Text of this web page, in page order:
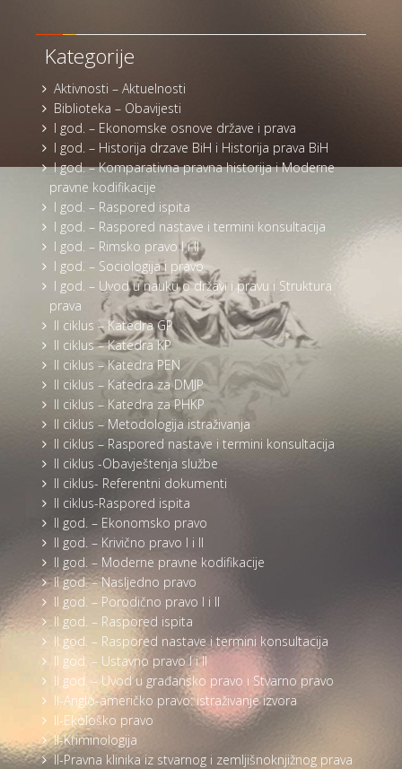
Kategorije
Aktivnosti – Aktuelnosti
Biblioteka – Obavijesti
I god. – Ekonomske osnove države i prava
I god. – Historija drzave BiH i Historija prava BiH
I god. – Komparativna pravna historija i Moderne
pravne kodifikacije
I god. – Raspored ispita
I god. – Raspored nastave i termini konsultacija
I god. – Rimsko pravo I i II
I god. – Sociologija i pravo
I god. – Uvod u nauku o državi i pravu i Struktura
prava
II ciklus – Katedra GP
II ciklus – Katedra KP
II ciklus – Katedra PEN
II ciklus – Katedra za DMJP
II ciklus – Katedra za PHKP
II ciklus – Metodologija istraživanja
II ciklus – Raspored nastave i termini konsultacija
II ciklus -Obavještenja službe
II ciklus- Referentni dokumenti
II ciklus-Raspored ispita
II god. – Ekonomsko pravo
II god. – Krivično pravo I i II
II god. – Moderne pravne kodifikacije
II god. – Nasljedno pravo
II god. – Porodično pravo I i II
II god. – Raspored ispita
II god. – Raspored nastave i termini konsultacija
II god. – Ustavno pravo I i II
II god. – Uvod u građansko pravo i Stvarno pravo
II-Anglo-američko pravo: istraživanje izvora
II-Ekološko pravo
II-Kriminologija
II-Pravna klinika iz stvarnog i zemljišnoknjižnog prava